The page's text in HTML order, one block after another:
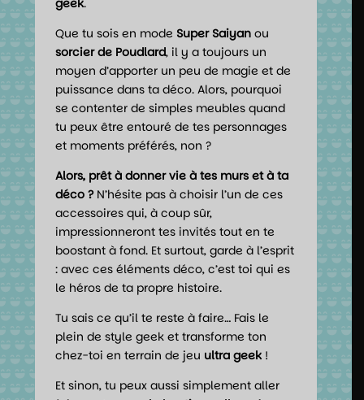
geek.
Que tu sois en mode Super Saiyan ou
sorcier de Poudlard, il y a toujours un
moyen d’apporter un peu de magie et de
puissance dans ta déco. Alors, pourquoi
se contenter de simples meubles quand
tu peux être entouré de tes personnages
et moments préférés, non ?
Alors, prêt à donner vie à tes murs et à ta
déco ?N’hésite pas à choisir l’un de ces
accessoires qui, à coup sûr,
impressionneront tes invités tout en te
boostant à fond. Et surtout, garde à l’esprit
: avec ces éléments déco, c’est toi qui es
le héros de ta propre histoire.
Tu sais ce qu’il te reste à faire… Fais le
plein de style geek et transforme ton
chez-toi en terrain de jeu ultra geek !
Et sinon, tu peux aussi simplement aller